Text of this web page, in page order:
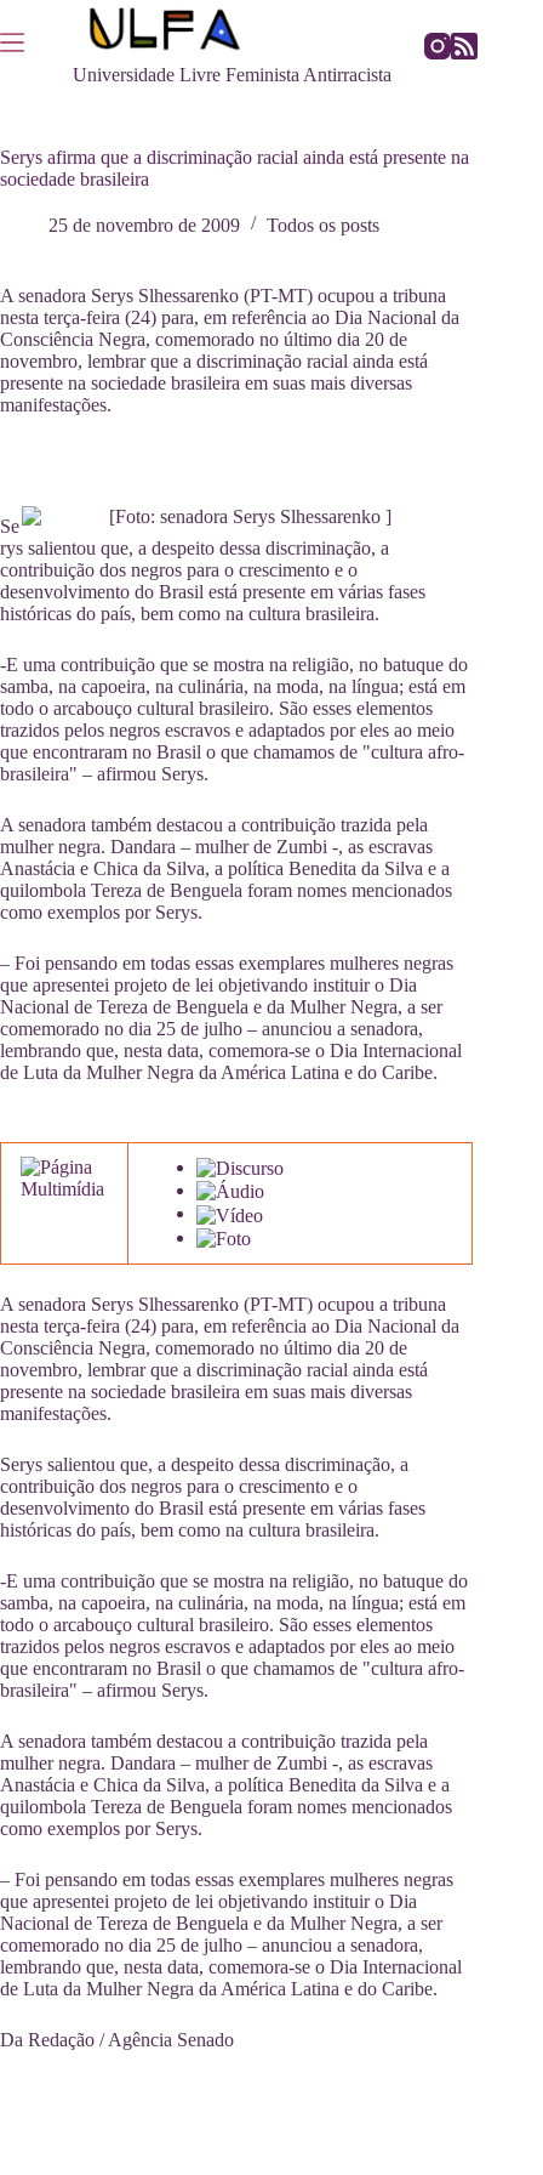
para
o
Universidade Livre Feminista Antirracista
Serys afirma que a discriminação racial ainda está presente na
sociedade brasileira
25 de novembro de 2009 Todos os posts
A senadora Serys Slhessarenko (PT-MT) ocupou a tribuna
nesta terça-feira (24) para, em referência ao Dia Nacional da
Consciência Negra, comemorado no último dia 20 de
novembro, lembrar que a discriminação racial ainda está
presente na sociedade brasileira em suas mais diversas
manifestações.
Se
rys salientou que, a despeito dessa discriminação, a
contribuição dos negros para o crescimento e o
desenvolvimento do Brasil está presente em várias fases
históricas do país, bem como na cultura brasileira.
-E uma contribuição que se mostra na religião, no batuque do
samba, na capoeira, na culinária, na moda, na língua; está em
todo o arcabouço cultural brasileiro. São esses elementos
trazidos pelos negros escravos e adaptados por eles ao meio
que encontraram no Brasil o que chamamos de "cultura afro-
brasileira" – afirmou Serys.
A senadora também destacou a contribuição trazida pela
mulher negra. Dandara – mulher de Zumbi -, as escravas
Anastácia e Chica da Silva, a política Benedita da Silva e a
quilombola Tereza de Benguela foram nomes mencionados
como exemplos por Serys.
– Foi pensando em todas essas exemplares mulheres negras
que apresentei projeto de lei objetivando instituir o Dia
Nacional de Tereza de Benguela e da Mulher Negra, a ser
comemorado no dia 25 de julho – anunciou a senadora,
lembrando que, nesta data, comemora-se o Dia Internacional
de Luta da Mulher Negra da América Latina e do Caribe.
A senadora Serys Slhessarenko (PT-MT) ocupou a tribuna
nesta terça-feira (24) para, em referência ao Dia Nacional da
Consciência Negra, comemorado no último dia 20 de
novembro, lembrar que a discriminação racial ainda está
presente na sociedade brasileira em suas mais diversas
manifestações.
Serys salientou que, a despeito dessa discriminação, a
contribuição dos negros para o crescimento e o
desenvolvimento do Brasil está presente em várias fases
históricas do país, bem como na cultura brasileira.
-E uma contribuição que se mostra na religião, no batuque do
samba, na capoeira, na culinária, na moda, na língua; está em
todo o arcabouço cultural brasileiro. São esses elementos
trazidos pelos negros escravos e adaptados por eles ao meio
que encontraram no Brasil o que chamamos de "cultura afro-
brasileira" – afirmou Serys.
A senadora também destacou a contribuição trazida pela
mulher negra. Dandara – mulher de Zumbi -, as escravas
Anastácia e Chica da Silva, a política Benedita da Silva e a
quilombola Tereza de Benguela foram nomes mencionados
como exemplos por Serys.
– Foi pensando em todas essas exemplares mulheres negras
que apresentei projeto de lei objetivando instituir o Dia
Nacional de Tereza de Benguela e da Mulher Negra, a ser
comemorado no dia 25 de julho – anunciou a senadora,
lembrando que, nesta data, comemora-se o Dia Internacional
de Luta da Mulher Negra da América Latina e do Caribe.
Da Redação / Agência Senado